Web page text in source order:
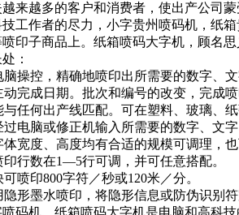
来越多的客户和消费者，使出产公司
工作者的尽力，小字贵州喷码机，纸
印子商品上。纸箱喷码大字机，顾名
：
操控，精确地喷印出所需要的数字、文
完成日期。批次和编号的改变，完成喷
任何出产线匹配。可在塑料、玻璃、
电脑或修正机输入所需要的数字、文
宽度、高度均有合适的规模可调理，也
行数在1—5行可调，并可任意搭配。
喷印800字符／秒或120米／分。
形墨水喷印，将隐形信息或防伪识别符